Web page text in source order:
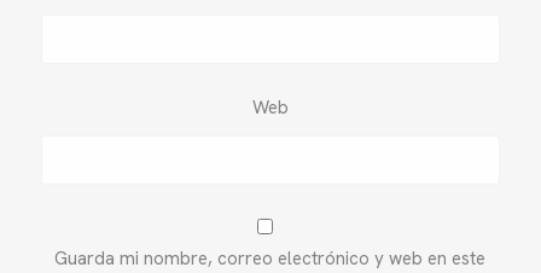
Web
Guarda mi nombre, correo electrónico y web en este